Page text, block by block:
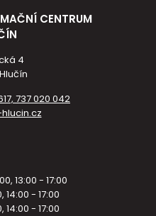
CENTRUM
4
737 020 042
13:00 - 17:00
14:00 - 17:00
14:00 - 17:00